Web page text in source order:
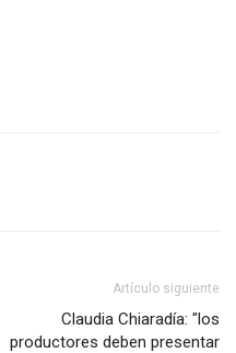
Artículo siguiente
Claudia Chiaradía: "los
productores deben presentar